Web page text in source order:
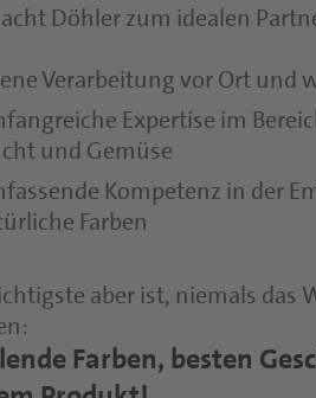
Döhler zum idealen
Verarbeitung vor Ort und
Expertise im
und Gemüse
Kompetenz in der
Farben
aber ist, niemals das
Farben, besten